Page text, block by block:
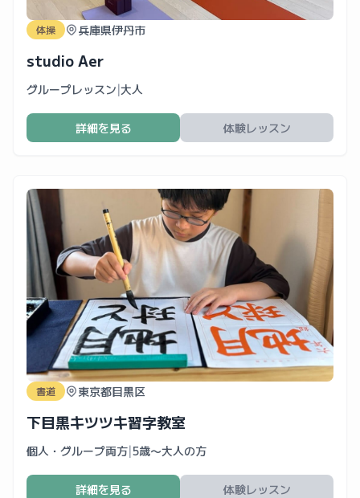
体操 兵庫県伊丹市
studio Aer
グループレッスン|大人
詳細を見る 体験レッスン
書道 東京都目黒区
下目黒キツツキ習字教室
個人・グループ両方|5歳〜大人の方
詳細を見る 体験レッスン